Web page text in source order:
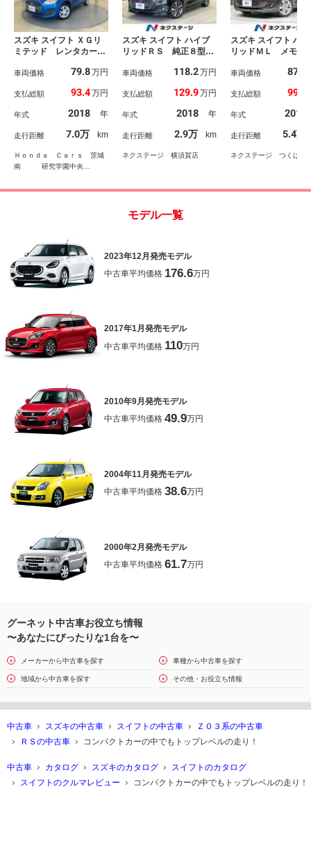
スズキ スイフト ＸＧリ
ミテッド レンタカーア
ール 横滑り防止装置
ドＳＲＳエアバッグ カ
グ シートヒーター 社
外メモリーナビ バック
カメラ ＣＤ フルセ
グ 先進ライト
車両価格 79.8万円
支払総額 93.4万円
年式 2018 年
走行距離 7.0万 km
Ｈｏｎｄａ Ｃａｒｓ 茨城
南 研究学園中央
くば
スズキ スイフト ハイブ
リッドＲＳ 純正８型ナ
フティサポート 禁煙
ラレコ スマートキー
クルコン 純正１６イン
チＡＷ オートライト
Ｂｌｕｅｔｏｏｔｈ フ
ルセグ フォグ
車両価格 118.2万円
支払総額 129.9万円
年式 2018 年
走行距離 2.9万 km
ネクステージ 横須賀店
スズキ スイフト ハ
リッドＭＬ メモリ
ター ＬＥＤヘッ
イト ＥＴＣ 純正
コン Ｂｌｕｅｔｏ
ｈ接続 ＣＤ／ＤＶ
生 パドルシフト
シュスタート
車両価格 87.8
支払総額 99.9
年式 2017
走行距離 5.4万
ネクステージ つくば店
モデル一覧
2023年12月発売モデル
中古車平均価格 176.6万円
2017年1月発売モデル
中古車平均価格 110万円
2010年9月発売モデル
中古車平均価格 49.9万円
2004年11月発売モデル
中古車平均価格 38.6万円
2000年2月発売モデル
中古車平均価格 61.7万円
グーネット中古車お役立ち情報
〜あなたにぴったりな1台を〜
メーカーから中古車を探す 車種から中古車を探す
地域から中古車を探す その他・お役立ち情報
中古車 スズキの中古車 スイフトの中古車
Ｚ０３系の中古車
ＲＳの中古車
コンパクトカーの中でもトップレベルの走り！
中古車 カタログ スズキのカタログ
スイフトのカタログ
スイフトのクルマレビュー
コンパクトカーの中でもトップレベルの走り！